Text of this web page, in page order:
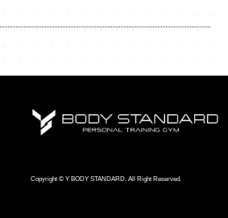
Copyright © Y BODY STANDARD. All Right Reserved.